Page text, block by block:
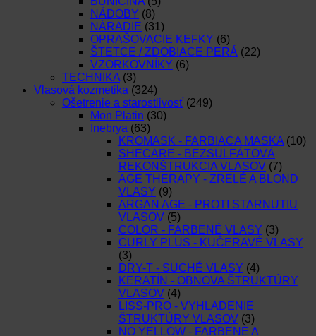
NÁDOBY (8)
NÁRADIE (31)
OPRAŠOVACIE KEFKY (6)
ŠTETCE / ZDOBIACE PERÁ (22)
VZORKOVNÍKY (6)
TECHNIKA (3)
Vlasová kozmetika (324)
Ošetrenie a starostlivosť (249)
Mon Platin (30)
Inebrya (63)
KROMASK - FARBIACA MASKA (10)
SHECARE - BEZSULFÁTOVÁ
REKONŠTRUKCIA VLASOV (7)
AGE THERAPY - ZRELÉ A BLOND
VLASY (9)
ARGAN AGE - PROTI STARNUTIU
VLASOV (5)
COLOR - FARBENÉ VLASY (3)
CURLY PLUS - KUČERAVÉ VLASY
(3)
DRY-T - SUCHÉ VLASY (4)
KERATÍN - OBNOVA ŠTRUKTÚRY
VLASOV (4)
LISS-PRO - VYHLADENIE
ŠTRUKTÚRY VLASOV (3)
NO YELLOW - FARBENÉ A